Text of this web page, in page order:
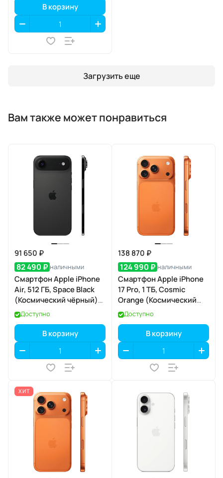
В корзину
Загрузить еще
Вам также может понравиться
91 650 ₽
82 490 ₽ наличными
Смартфон Apple iPhone
Air, 512 ГБ, Space Black
(Космический чёрный)
Dual eSIM
Доступно
В корзину
138 870 ₽
124 990 ₽ наличными
Смартфон Apple iPhone
17 Pro, 1 ТБ, Cosmic
Orange (Космический
оранжевый) Dual eSIM
Доступно
В корзину
ХИТ